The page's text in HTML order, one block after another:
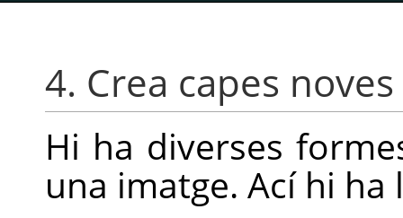
4. Crea capes noves
Hi ha diverses
una imatge. Ací hi